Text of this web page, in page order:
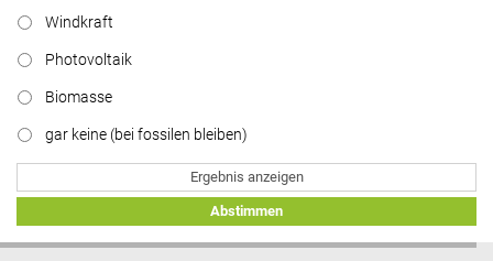
Windkraft
Photovoltaik
Biomasse
gar keine (bei fossilen bleiben)
Ergebnis anzeigen
Abstimmen